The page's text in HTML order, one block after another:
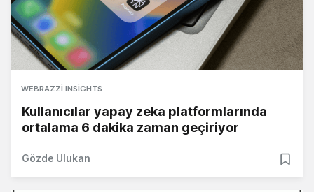
WEBRAZZI INSIGHTS
Kullanıcılar yapay zeka platformlarında
ortalama 6 dakika zaman geçiriyor
Gözde Ulukan